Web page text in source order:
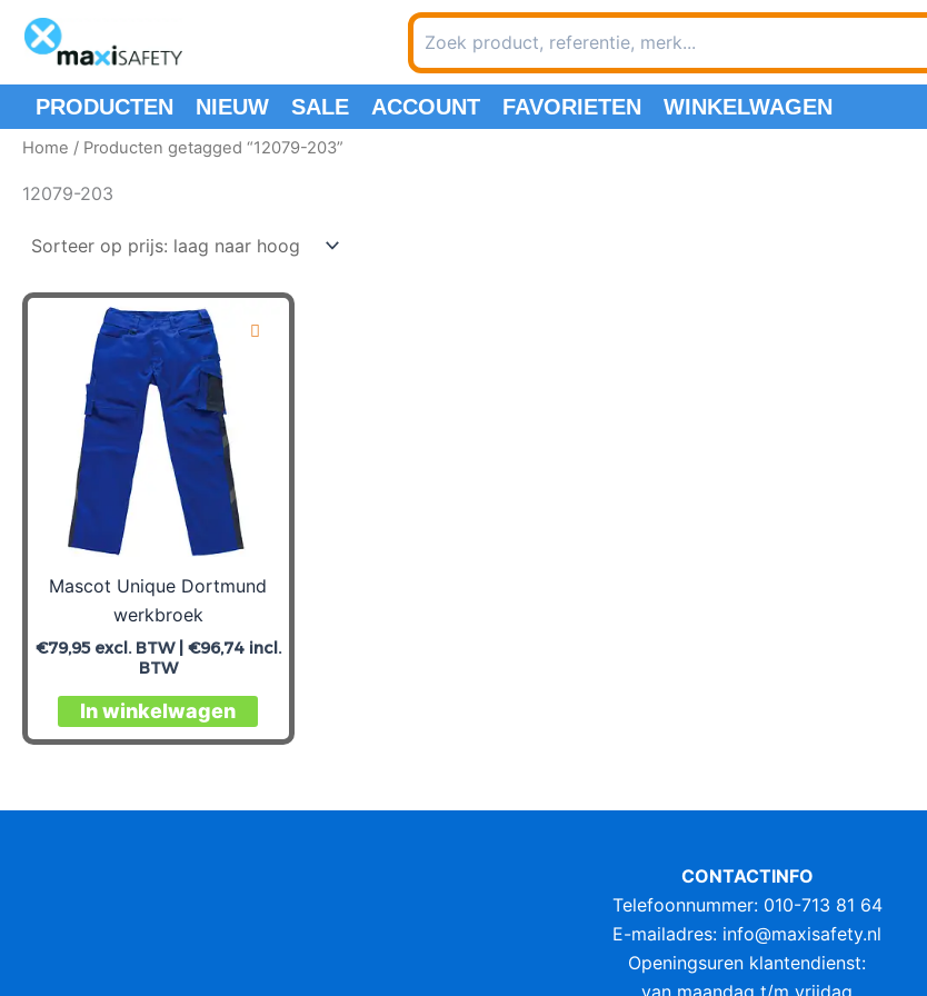
naar
inhoud
Zoeken
naar:
PRODUCTEN NIEUW SALE ACCOUNT FAVORIETEN WINKELWAGEN
Home / Producten getagged “12079-203”
12079-203
Mascot Unique Dortmund
werkbroek
€79,95excl. BTW | €96,74incl.
BTW
In winkelwagen
Dit
product
variaties.
CONTACTINFO
Telefoonnummer: 010-713 81 64
E-mailadres: info@maxisafety.nl
Openingsuren klantendienst:
van maandag t/m vrijdag